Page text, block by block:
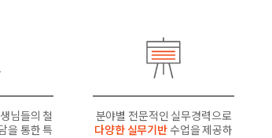
님들의 철
을 통한 특
분야별 전문적인 실무경력으로
다양한 실무기반수업을 제공하